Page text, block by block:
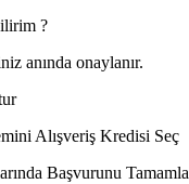
?
anında onaylanır.
Alışveriş Kredisi Seç
Başvurunu Tamamla